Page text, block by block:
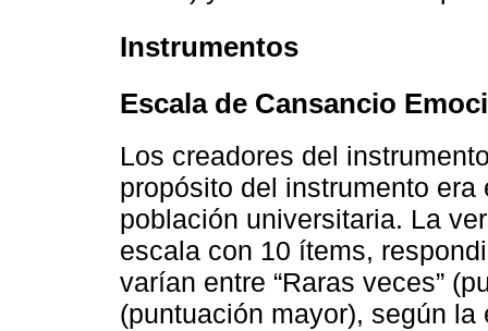
Instrumentos
Escala de Cansancio
Los creadores del
propósito del instrumento
población universitaria. La
escala con 10 ítems,
varían entre “Raras veces”
(puntuación mayor), según